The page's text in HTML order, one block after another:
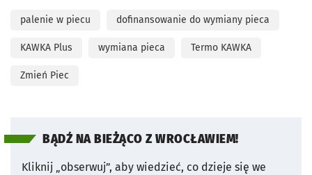
palenie w piecu dofinansowanie do wymiany pieca
KAWKA Plus wymiana pieca Termo KAWKA
Zmień Piec
BĄDŹ NA BIEŻĄCO Z WROCŁAWIEM!
Kliknij „obserwuj”, aby wiedzieć, co dzieje się we